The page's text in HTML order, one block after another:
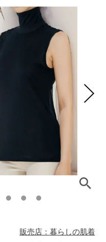
販売店：暮らしの肌着